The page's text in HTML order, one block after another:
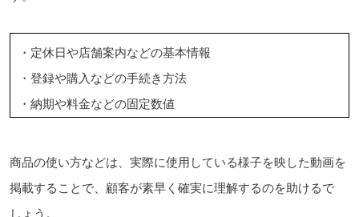
・定休日や店舗案内などの基本情報
・登録や購入などの手続き方法
・納期や料金などの固定数値
商品の使い方などは、実際に使用している様子を映した動画を
掲載することで、顧客が素早く確実に理解するのを助けるで
しょう。